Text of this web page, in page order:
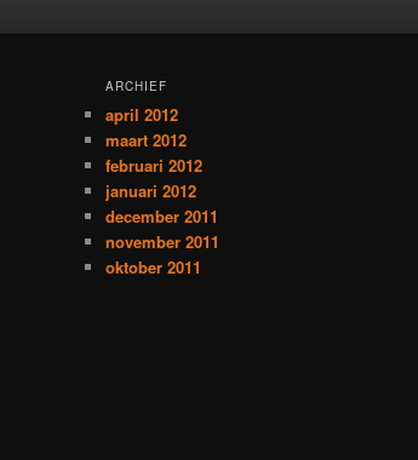
ARCHIEF
april 2012
maart 2012
februari 2012
januari 2012
december 2011
november 2011
oktober 2011